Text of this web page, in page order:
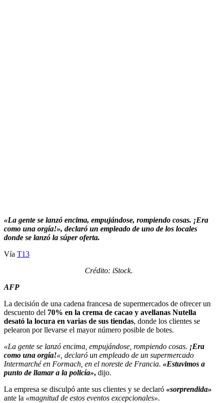
«La gente se lanzó encima, empujándose, rompiendo cosas. ¡Era
como una orgía!», declaró un empleado de uno de los locales
donde se lanzó la súper oferta.
Vía T13
Crédito: iStock.
AFP
La decisión de una cadena francesa de supermercados de ofrecer un
descuento del 70% en la crema de cacao y avellanas Nutella
desató la locura en varias de sus tiendas, donde los clientes se
pelearon por llevarse el mayor número posible de botes.
«La gente se lanzó encima, empujándose, rompiendo cosas. ¡Era
como una orgía!«, declaró un empleado de un supermercado
Intermarché en Formach, en el noreste de Francia. «Estuvimos a
punto de llamar a la policía», dijo.
La empresa se disculpó ante sus clientes y se declaró «sorprendida»
ante la «magnitud de estos eventos excepcionales».